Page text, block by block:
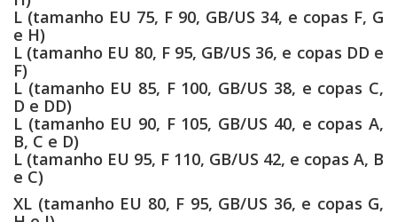
L (tamanho EU 75, F 90, GB/US 34, e copas F, G
e H)
L (tamanho EU 80, F 95, GB/US 36, e copas DD e
F)
L (tamanho EU 85, F 100, GB/US 38, e copas C,
D e DD)
L (tamanho EU 90, F 105, GB/US 40, e copas A,
B, C e D)
L (tamanho EU 95, F 110, GB/US 42, e copas A, B
e C)
XL (tamanho EU 80, F 95, GB/US 36, e copas G,